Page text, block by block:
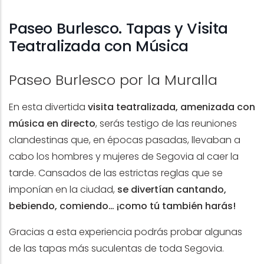
Paseo Burlesco. Tapas y Visita
Teatralizada con Música
Paseo Burlesco por la Muralla
En esta divertida visita teatralizada, amenizada con
música en directo, serás testigo de las reuniones
clandestinas que, en épocas pasadas, llevaban a
cabo los hombres y mujeres de Segovia al caer la
tarde. Cansados de las estrictas reglas que se
imponían en la ciudad, se divertían cantando,
bebiendo, comiendo… ¡como tú también harás!
Gracias a esta experiencia podrás probar algunas
de las tapas más suculentas de toda Segovia.